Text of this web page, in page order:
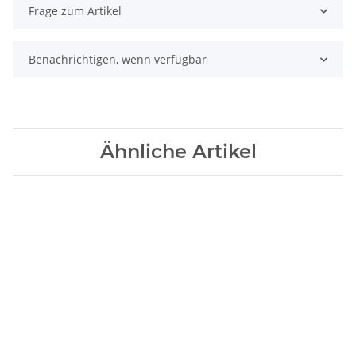
Frage zum Artikel
Benachrichtigen, wenn verfügbar
Ähnliche Artikel